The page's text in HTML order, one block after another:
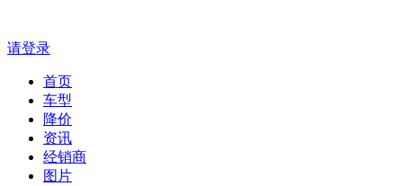
请登录
首页
车型
降价
资讯
经销商
图片